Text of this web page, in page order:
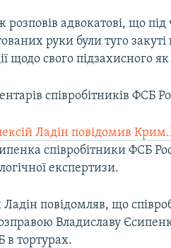
адвокатові, що під
руки були туго
щодо свого підзахисного
співробітників ФСБ
Ладін повідомив
співробітники ФСБ
експертизи.
повідомляв, що
Владиславу
в тортурах.​